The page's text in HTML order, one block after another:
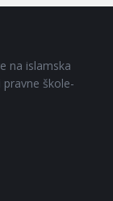
na islamska
škole-